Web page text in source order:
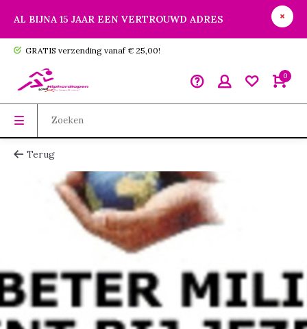
AL BIJNA 15 JAAR EEN VERTROUWD ADRES
GRATIS verzending vanaf € 25,00!
0
Terug